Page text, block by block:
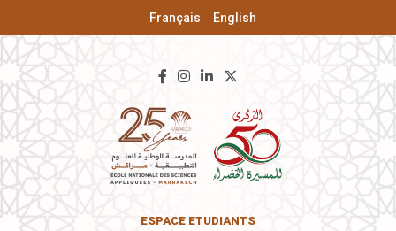
Français English
ENSA De
ESPACE ETUDIANTS